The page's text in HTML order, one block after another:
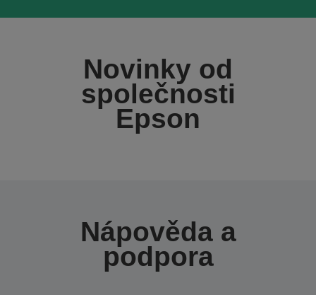
Novinky od
společnosti
Epson
Nápověda a
podpora